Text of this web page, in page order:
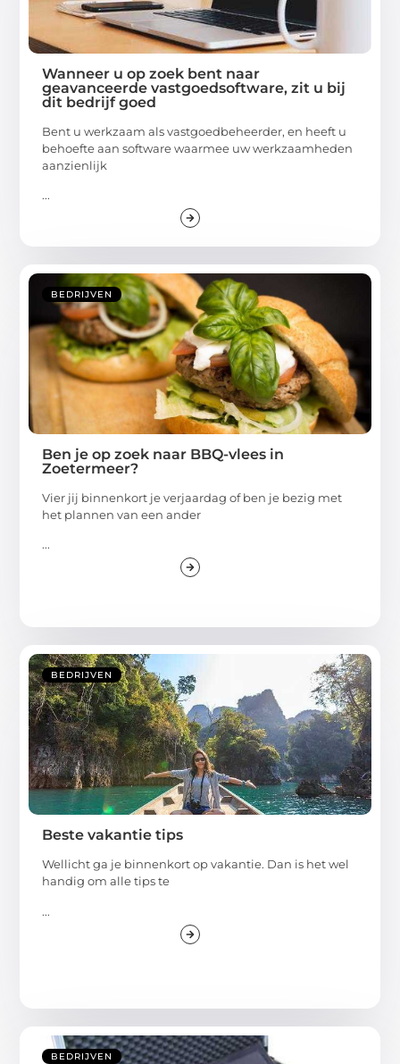
Wanneer u op zoek bent naar
geavanceerde vastgoedsoftware, zit u bij
dit bedrijf goed
Bent u werkzaam als vastgoedbeheerder, en heeft u
behoefte aan software waarmee uw werkzaamheden
aanzienlijk
...
BEDRIJVEN
Ben je op zoek naar BBQ-vlees in
Zoetermeer?
Vier jij binnenkort je verjaardag of ben je bezig met
het plannen van een ander
...
BEDRIJVEN
Beste vakantie tips
Wellicht ga je binnenkort op vakantie. Dan is het wel
handig om alle tips te
...
BEDRIJVEN